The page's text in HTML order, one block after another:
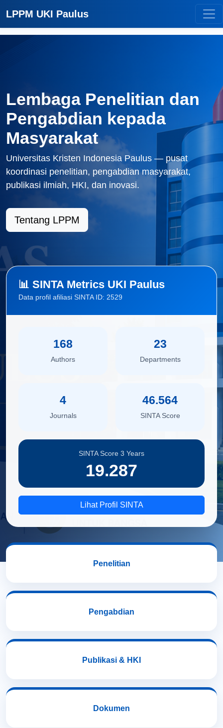
LPPM UKI Paulus
Lembaga Penelitian dan
Pengabdian kepada
Masyarakat
Universitas Kristen Indonesia Paulus — pusat
koordinasi penelitian, pengabdian masyarakat,
publikasi ilmiah, HKI, dan inovasi.
Tentang LPPM
📊 SINTA Metrics UKI Paulus
Data profil afiliasi SINTA ID: 2529
168
Authors
23
Departments
4
Journals
46.564
SINTA Score
SINTA Score 3 Years
19.287
Lihat Profil SINTA
Penelitian
Pengabdian
Publikasi & HKI
Dokumen